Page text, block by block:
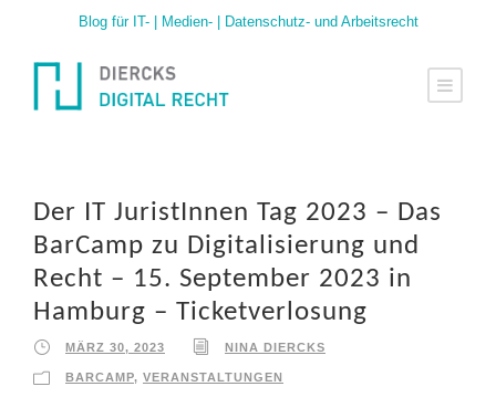
Blog für IT- | Medien- | Datenschutz- und Arbeitsrecht
Der IT JuristInnen Tag 2023 – Das
BarCamp zu Digitalisierung und
Recht – 15. September 2023 in
Hamburg – Ticketverlosung
MÄRZ 30, 2023 NINA DIERCKS
BARCAMP, VERANSTALTUNGEN